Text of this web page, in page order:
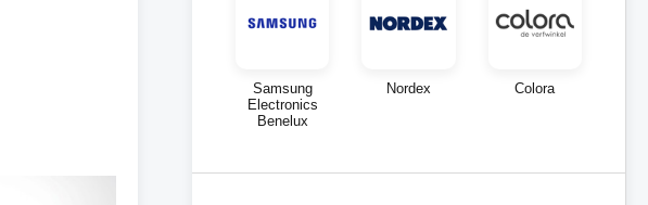
Samsung
Electronics
Benelux
Nordex Colora